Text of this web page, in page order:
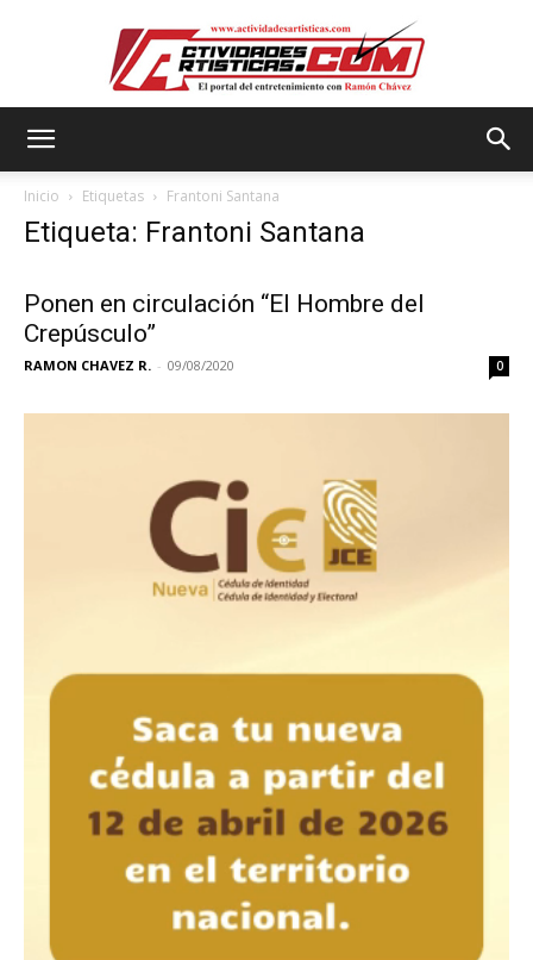
Inicio Etiquetas Frantoni Santana
Etiqueta: Frantoni Santana
Ponen en circulación “El Hombre del
Crepúsculo”
RAMON CHAVEZ R. - 09/08/2020 0